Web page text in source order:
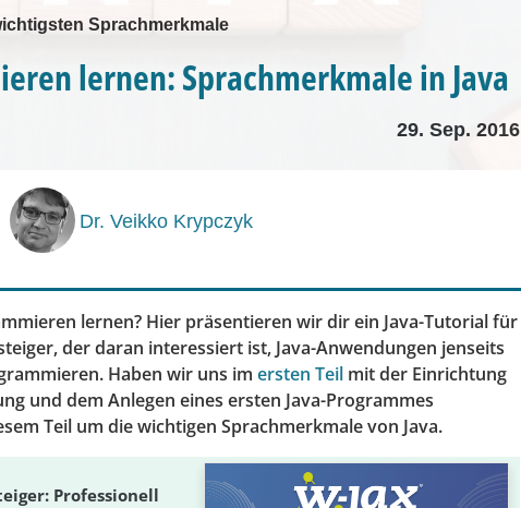
Sprachmerkmale
lernen: Sprachmerkmale in Java
29. Sep. 2016
Dr. Veikko Krypczyk
lernen? Hier präsentieren wir dir ein Java-Tutorial für
der daran interessiert ist, Java-Anwendungen jenseits
Haben wir uns im ersten Teil mit der Einrichtung
und dem Anlegen eines ersten Java-Programmes
Teil um die wichtigen Sprachmerkmale von Java.
Professionell